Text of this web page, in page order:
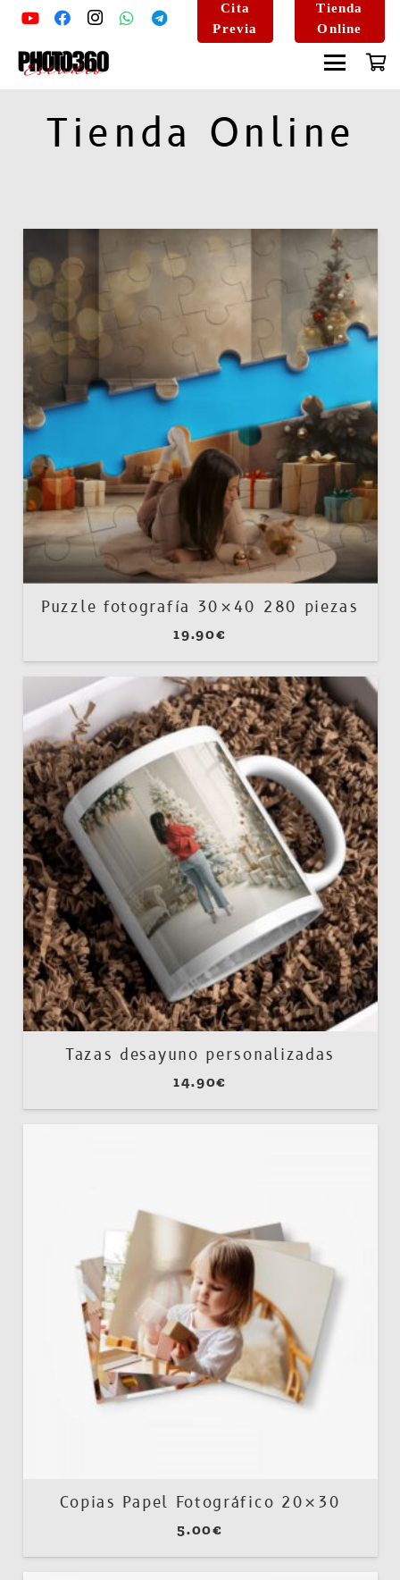
Cita
Previa
Tienda
Online
Tienda Online
Puzzle fotografía 30×40 280 piezas
19.90€
Tazas desayuno personalizadas
14.90€
Copias Papel Fotográfico 20×30
5.00€